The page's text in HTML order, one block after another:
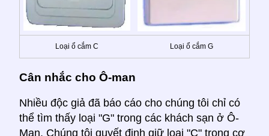
Loại ổ cắm C Loại ổ cắm G
Cân nhắc cho Ô-man
Nhiều độc giả đã báo cáo cho chúng tôi chỉ có
thể tìm thấy loại "G" trong các khách sạn ở Ô-
Man. Chúng tôi quyết định giữ loại "C" trong cơ